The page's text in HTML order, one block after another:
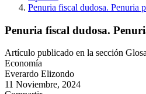
Penuria fiscal dudosa. Penuria
Penuria fiscal dudosa.
Artículo publicado en la sección
Economía
Everardo Elizondo
11 Noviembre, 2024